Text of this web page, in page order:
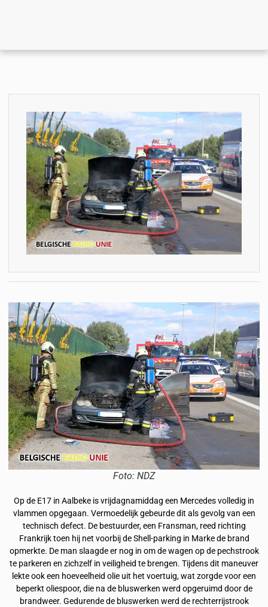
Foto: NDZ
Op de E17 in Aalbeke is vrijdagnamiddag een Mercedes volledig in
vlammen opgegaan. Vermoedelijk gebeurde dit als gevolg van een
technisch defect. De bestuurder, een Fransman, reed richting
Frankrijk toen hij net voorbij de Shell-parking in Marke de brand
opmerkte. De man slaagde er nog in om de wagen op de pechstrook
te parkeren en zichzelf in veiligheid te brengen. Tijdens dit maneuver
lekte ook een hoeveelheid olie uit het voertuig, wat zorgde voor een
beperkt oliespoor, die na de bluswerken werd opgeruimd door de
brandweer. Gedurende de bluswerken werd de rechterrijstrook